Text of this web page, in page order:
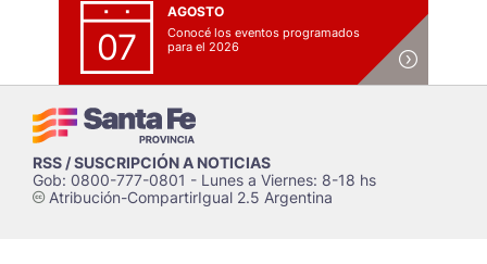
07
AGOSTO
Conocé los eventos programados
para el 2026
RSS / SUSCRIPCIÓN A NOTICIAS
Gob: 0800-777-0801 - Lunes a Viernes: 8-18 hs
cAtribución-CompartirIgual 2.5 Argentina